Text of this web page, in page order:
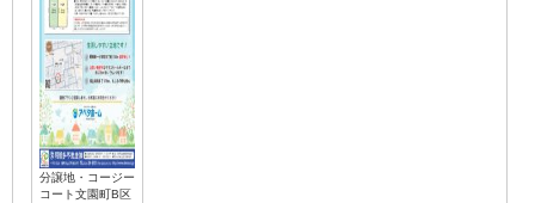
分譲地・コージー
コート文園町B区